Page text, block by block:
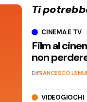
Ti
CINEMA E TV
Film al
non
DiFRANCESCO
VIDEOGIOCHI